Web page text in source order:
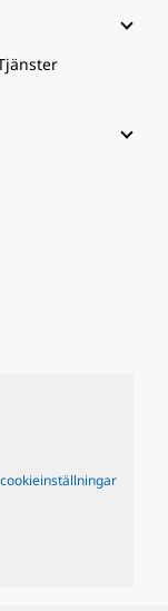
cookieinställningar